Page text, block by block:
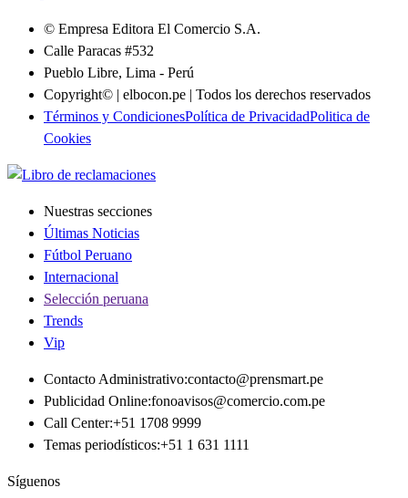
© Empresa Editora El Comercio S.A.
Calle Paracas #532
Pueblo Libre, Lima - Perú
Copyright© | elbocon.pe | Todos los derechos reservados
Términos y CondicionesPolítica de PrivacidadPolitica de
Cookies
Nuestras secciones
Últimas Noticias
Fútbol Peruano
Internacional
Selección peruana
Trends
Vip
Contacto Administrativo:contacto@prensmart.pe
Publicidad Online:fonoavisos@comercio.com.pe
Call Center:+51 1708 9999
Temas periodísticos:+51 1 631 1111
Síguenos